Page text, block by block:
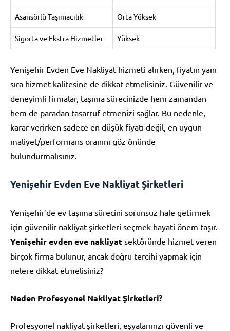
Asansörlü Taşımacılık Orta-Yüksek
Sigorta ve Ekstra Hizmetler Yüksek
Yenişehir Evden Eve Nakliyat hizmeti alırken, fiyatın yanı
sıra hizmet kalitesine de dikkat etmelisiniz. Güvenilir ve
deneyimli firmalar, taşıma sürecinizde hem zamandan
hem de paradan tasarruf etmenizi sağlar. Bu nedenle,
karar verirken sadece en düşük fiyatı değil, en uygun
maliyet/performans oranını göz önünde
bulundurmalısınız.
Yenişehir Evden Eve Nakliyat Şirketleri
Yenişehir’de ev taşıma sürecini sorunsuz hale getirmek
için güvenilir nakliyat şirketleri seçmek hayati önem taşır.
Yenişehir evden eve nakliyat sektöründe hizmet veren
birçok firma bulunur, ancak doğru tercihi yapmak için
nelere dikkat etmelisiniz?
Neden Profesyonel Nakliyat Şirketleri?
Profesyonel nakliyat şirketleri, eşyalarınızı güvenli ve